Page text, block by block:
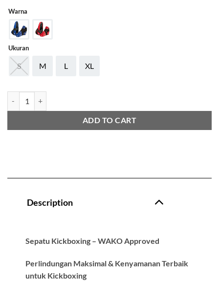
Warna
Ukuran
S M L XL
ADD TO CART
Description
Sepatu Kickboxing – WAKO Approved
Perlindungan Maksimal & Kenyamanan Terbaik
untuk Kickboxing